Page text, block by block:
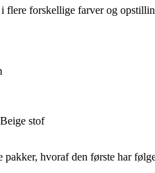
forskellige farver og
stof
pakker, hvoraf den første har